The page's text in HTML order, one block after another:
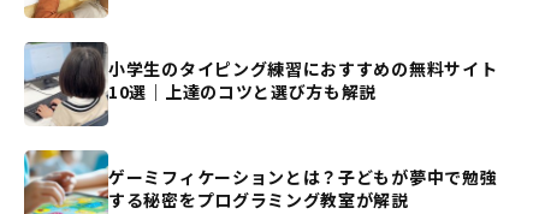
小学生のタイピング練習におすすめの無料サイト
10選｜上達のコツと選び方も解説
ゲーミフィケーションとは？子どもが夢中で勉強
する秘密をプログラミング教室が解説